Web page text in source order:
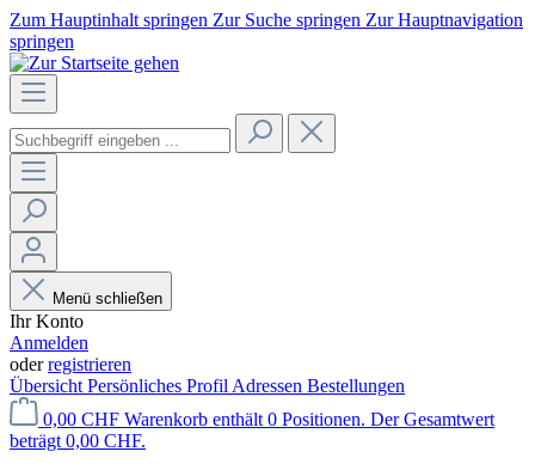
Zum Hauptinhalt springen Zur Suche springen Zur Hauptnavigation
springen
Menü schließen
Ihr Konto
Anmelden
oderregistrieren
Übersicht Persönliches Profil Adressen Bestellungen
0,00 CHF Warenkorb enthält 0 Positionen. Der Gesamtwert
beträgt 0,00 CHF.